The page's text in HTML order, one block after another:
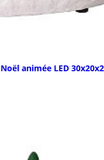
animée LED